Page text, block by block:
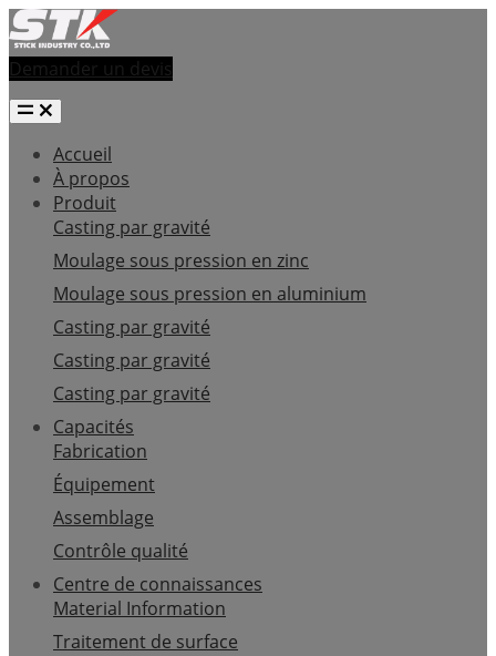
Demander un devis
Accueil
À propos
Produit
Casting par gravité
Moulage sous pression en zinc
Moulage sous pression en aluminium
Casting par gravité
Casting par gravité
Casting par gravité
Capacités
Fabrication
Équipement
Assemblage
Contrôle qualité
Centre de connaissances
Material Information
Traitement de surface